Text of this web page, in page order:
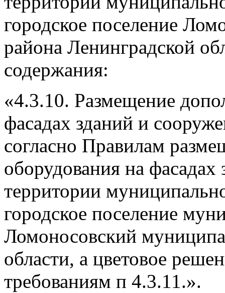
городское поселение
района Ленинградской
содержания:
«4.3.10. Размещение
фасадах зданий и
согласно Правилам
оборудования на
территории
городское поселение
Ломоносовский
области, а цветовое
требованиям п 4.3.11.».